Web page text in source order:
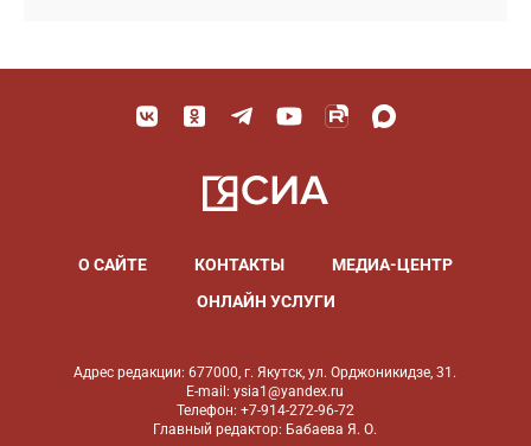
О САЙТЕ КОНТАКТЫ
МЕДИА-ЦЕНТР
ОНЛАЙН УСЛУГИ
Адрес редакции: 677000, г. Якутск, ул. Орджоникидзе, 31.
E-mail: ysia1@yandex.ru
Телефон: +7-914-272-96-72
Главный редактор: Бабаева Я. О.